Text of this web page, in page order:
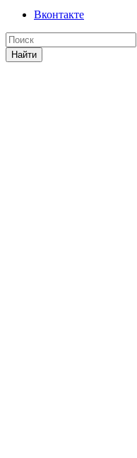
Вконтакте
Найти